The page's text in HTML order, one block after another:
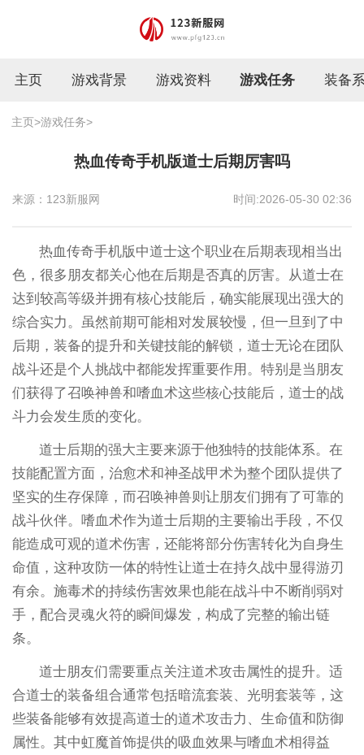
主页 游戏背景 游戏资料 游戏任务 装备
主页>游戏任务>
热血传奇手机版道士后期厉害吗
来源：123新服网 时间:2026-05-30 02:36
热血传奇手机版中道士这个职业在后期表现相当出
色，很多朋友都关心他在后期是否真的厉害。从道士在
达到较高等级并拥有核心技能后，确实能展现出强大的
综合实力。虽然前期可能相对发展较慢，但一旦到了中
后期，装备的提升和关键技能的解锁，道士无论在团队
战斗还是个人挑战中都能发挥重要作用。特别是当朋友
们获得了召唤神兽和嗜血术这些核心技能后，道士的战
斗力会发生质的变化。
道士后期的强大主要来源于他独特的技能体系。在
技能配置方面，治愈术和神圣战甲术为整个团队提供了
坚实的生存保障，而召唤神兽则让朋友们拥有了可靠的
战斗伙伴。嗜血术作为道士后期的主要输出手段，不仅
能造成可观的道术伤害，还能将部分伤害转化为自身生
命值，这种攻防一体的特性让道士在持久战中显得游刃
有余。施毒术的持续伤害效果也能在战斗中不断削弱对
手，配合灵魂火符的瞬间爆发，构成了完整的输出链
条。
道士朋友们需要重点关注道术攻击属性的提升。适
合道士的装备组合通常包括暗流套装、光明套装等，这
些装备能够有效提高道士的道术攻击力、生命值和防御
属性。其中虹魔首饰提供的吸血效果与嗜血术相得益